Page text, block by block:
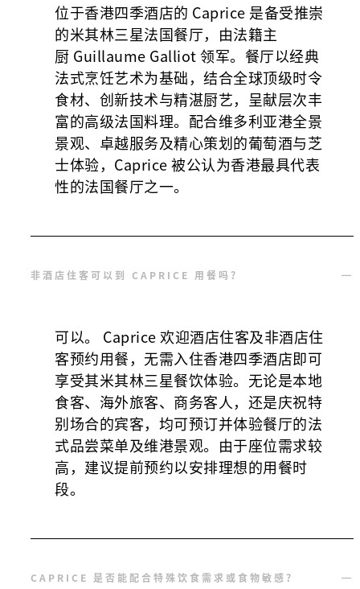
位于香港四季酒店的 Caprice 是备受推崇
的米其林三星法国餐厅，由法籍主
厨 Guillaume Galliot 领军。餐厅以经典
法式烹饪艺术为基础，结合全球顶级时令
食材、创新技术与精湛厨艺，呈献层次丰
富的高级法国料理。配合维多利亚港全景
景观、卓越服务及精心策划的葡萄酒与芝
士体验，Caprice 被公认为香港最具代表
性的法国餐厅之一。
非酒店住客可以到 CAPRICE 用餐吗？
可以。 Caprice 欢迎酒店住客及非酒店住
客预约用餐，无需入住香港四季酒店即可
享受其米其林三星餐饮体验。无论是本地
食客、海外旅客、商务客人，还是庆祝特
别场合的宾客，均可预订并体验餐厅的法
式品尝菜单及维港景观。由于座位需求较
高，建议提前预约以安排理想的用餐时
段。
CAPRICE 是否能配合特殊饮食需求或食物敏感？